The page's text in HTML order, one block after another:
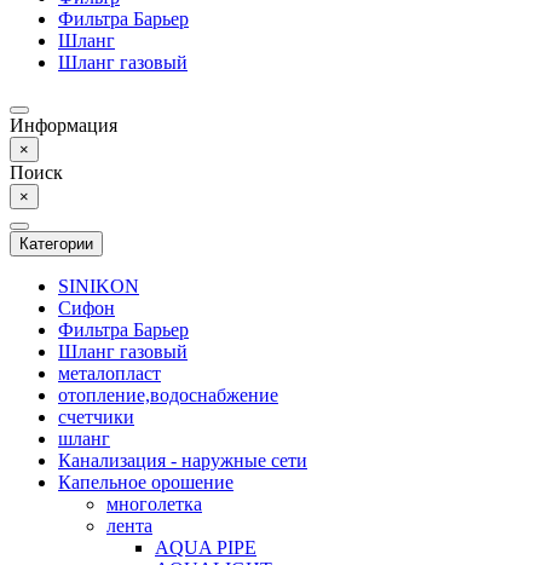
Фильтра Барьер
Шланг
Шланг газовый
Информация
×
Поиск
×
Категории
SINIKON
Сифон
Фильтра Барьер
Шланг газовый
металопласт
отопление,водоснабжение
счетчики
шланг
Канализация - наружные сети
Капельное орошение
многолетка
лента
AQUA PIPE